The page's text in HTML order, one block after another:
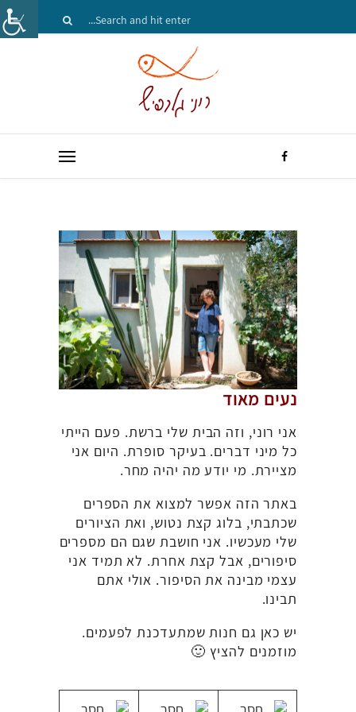
נעים מאוד
אני רוני, וזה הבית שלי ברשת. פעם הייתי
כל מיני דברים. בעיקר סופרת. היום אני
מציירת. מי יודע מה יהיה מחר.
באתר הזה אפשר למצוא את הספרים
שכתבתי, בלוג קצת נטוש, ואת הציורים
שלי מעכשיו. אני חושבת שגם הם מספרים
סיפורים, אבל קצת אחרת. לא תמיד אני
עצמי מבינה את הסיפור. אולי אתם
תבינו.
יש כאן גם חנות שמתעדכנת לפעמים.
מוזמנים להציץ 🙂